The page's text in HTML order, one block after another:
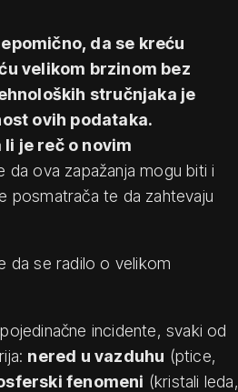
da se kreću
velikom brzinom bez
stručnjaka je
ovih podataka.
je reč o novim
da ova zapažanja mogu biti i
posmatrača te da zahtevaju
da se radilo o velikom
incidente, svaki od
nered u vazduhu (ptice,
fenomeni (kristali leda,